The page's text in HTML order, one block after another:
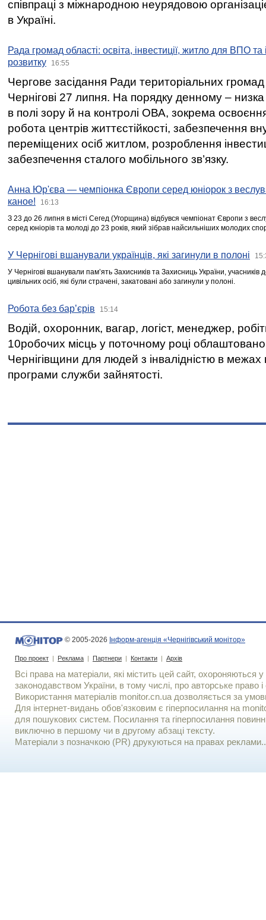
співпраці з міжнародною неурядовою
в Україні.
Рада громад області: освіта, інвестиції, житло для ВПО
розвитку
16:55
Чергове засідання Ради територіальних громад
Чернігові 27 липня. На порядку денному –
в полі зору й на контролі ОВА, зокрема освоєння
робота центрів життєстійкості, забезпечення
переміщених осіб житлом, розроблення
забезпечення сталого мобільного зв’язку.
Анна Юр'єва — чемпіонка Європи серед юніорок з
каное!
16:13
З 23 до 26 липня в місті Сегед (Угорщина) відбувся чемпіонат Європи з
серед юніорів та молоді до 23 років, який зібрав найсильніших молодих
У Чернігові вшанували українців, які загинули в полоні
У Чернігові вшанували пам’ять Захисників та Захисниць України,
цивільних осіб, які були страчені, закатовані або загинули у полоні.
Робота без бар’єрів 15:14
Водій, охоронник, вагар, логіст, менеджер,
10робочих місць у поточному році
Чернігівщини для людей з інвалідністю в межах
програми служби зайнятості.
© 2005-2026 Інформ-агенція «Чернігівський монітор»
Про проект | Реклама | Партнери | Контакти | Архів
Всі права на матеріали, які містить цей сайт, охороняються у
законодавством України, в тому числі, про авторське право і
Використання матерiалiв monitor.cn.ua дозволяється за
Для iнтернет-видань обов'язковим є гiперпосилання на
для пошукових систем. Посилання та гіперпосилання
виключно в першому чи в другому абзаці тексту.
Матеріали з позначкою (PR) друкуються на правах реклами..